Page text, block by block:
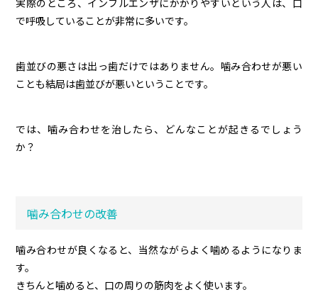
実際のところ、インフルエンザにかかりやすいという人は、口
で呼吸していることが非常に多いです。
歯並びの悪さは出っ歯だけではありません。噛み合わせが悪い
ことも結局は歯並びが悪いということです。
では、噛み合わせを治したら、どんなことが起きるでしょう
か？
噛み合わせの改善
噛み合わせが良くなると、当然ながらよく噛めるようになりま
す。
きちんと噛めると、口の周りの筋肉をよく使います。